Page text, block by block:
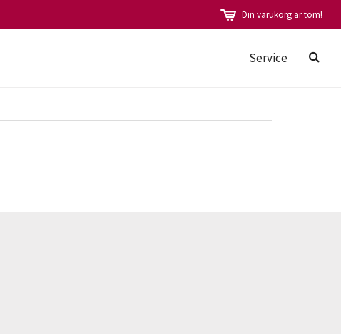
Din varukorg är tom!
Service